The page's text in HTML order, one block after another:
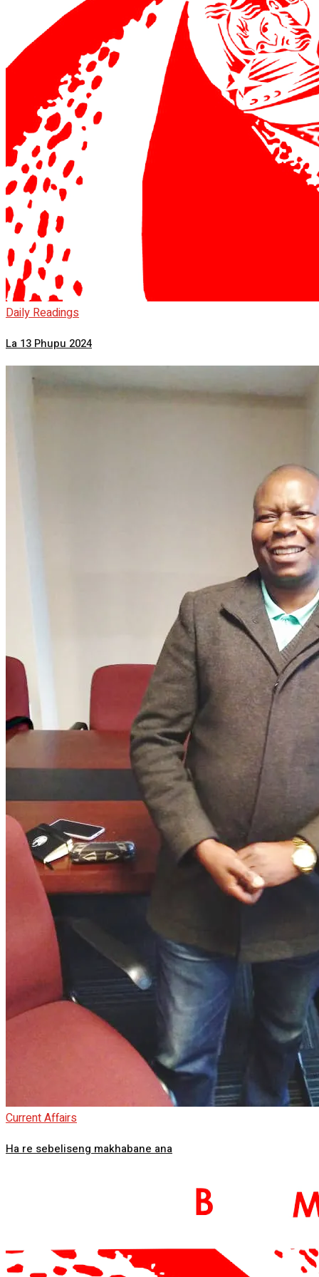
Daily Readings
La 13 Phupu 2024
Current Affairs
Ha re sebeliseng makhabane ana